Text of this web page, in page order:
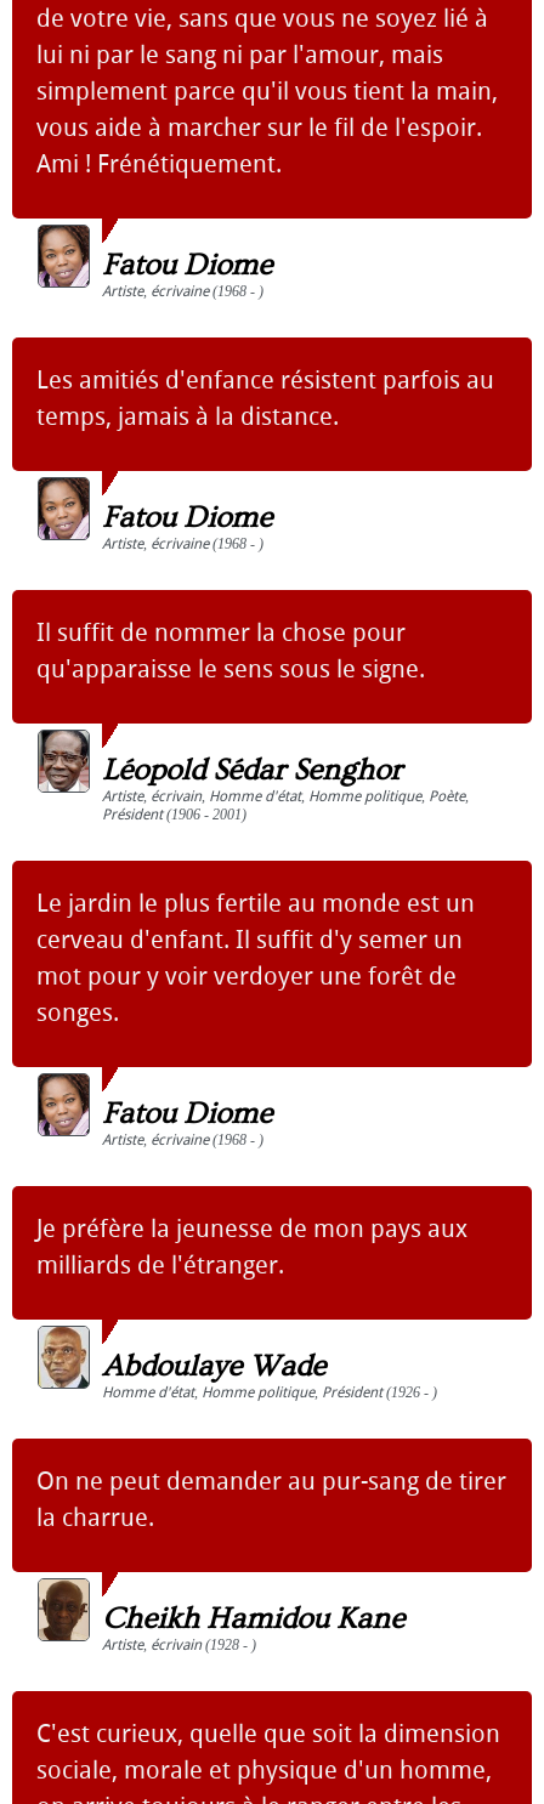
de votre vie, sans que vous ne soyez lié à
lui ni par le sang ni par l'amour, mais
simplement parce qu'il vous tient la main,
vous aide à marcher sur le fil de l'espoir.
Ami ! Frénétiquement.
Fatou Diome
Artiste, écrivaine(1968 - )
Les amitiés d'enfance résistent parfois au
temps, jamais à la distance.
Fatou Diome
Artiste, écrivaine(1968 - )
Il suffit de nommer la chose pour
qu'apparaisse le sens sous le signe.
Léopold Sédar Senghor
Artiste, écrivain, Homme d'état, Homme politique, Poète,
Président(1906 - 2001)
Le jardin le plus fertile au monde est un
cerveau d'enfant. Il suffit d'y semer un
mot pour y voir verdoyer une forêt de
songes.
Fatou Diome
Artiste, écrivaine(1968 - )
Je préfère la jeunesse de mon pays aux
milliards de l'étranger.
Abdoulaye Wade
Homme d'état, Homme politique, Président(1926 - )
On ne peut demander au pur-sang de tirer
la charrue.
Cheikh Hamidou Kane
Artiste, écrivain(1928 - )
C'est curieux, quelle que soit la dimension
sociale, morale et physique d'un homme,